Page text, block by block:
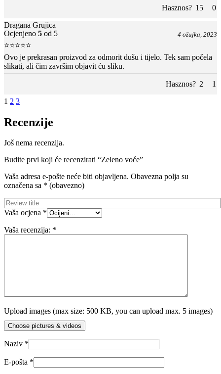
Hasznos? 15 0
Dragana Grujica
Ocjenjeno 5 od 5 4 ožujka, 2023
⭐⭐⭐⭐⭐
Ovo je prekrasan proizvod za odmorit dušu i tijelo. Tek sam počela
slikati, ali čim završim objavit ću sliku.
Hasznos? 2 1
1 2 3
Recenzije
Još nema recenzija.
Budite prvi koji će recenzirati “Zeleno voće”
Vaša adresa e-pošte neće biti objavljena. Obavezna polja su
označena sa * (obavezno)
Vaša ocjena *
Vaša recenzija: *
Upload images (max size: 500 KB, you can upload max. 5 images)
Choose pictures & videos
Naziv *
E-pošta *